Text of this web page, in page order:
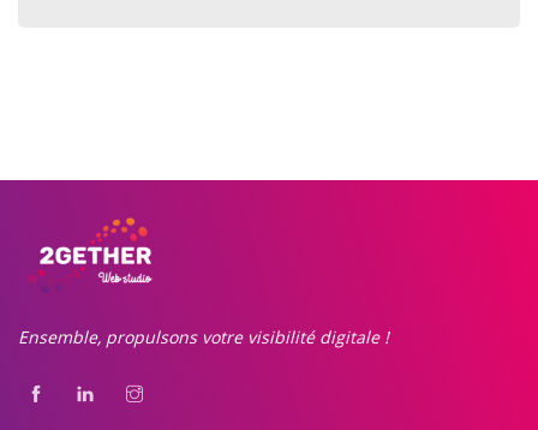
Ensemble, propulsons votre visibilité digitale !